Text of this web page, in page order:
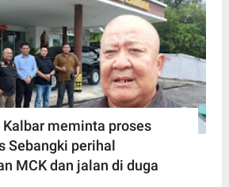
Kalbar meminta proses
Sebangki perihal
MCK dan jalan di duga